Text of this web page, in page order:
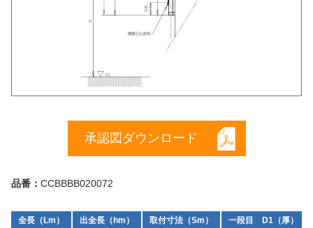
承認図ダウンロード
品番： CCBBBB020072
全長（Lm） 出全長（hm） 取付寸法（Sm）
一段目 D1（厚）（